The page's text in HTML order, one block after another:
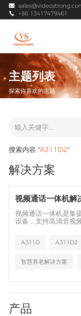

 +86 13417479461
主题列表
探索你喜欢的主题
搜索内容 "A311D2"
解决方案
视频通话一体机解
视频通话一体机是集
设备，支持高清音视
求。还可与第三方
A311D A311D2
智慧养老解决方案
养老 跌倒检测
产品